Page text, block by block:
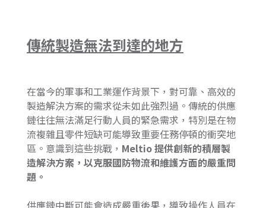
傳統製造無法到達的地方
在當今的軍事和工業運作背景下，對可靠、高效的
製造解決方案的需求從未如此強烈過。傳統的供應
鏈往往無法滿足行動人員的緊急需求，特別是在物
流複雜且零件短缺可能導致重要任務停頓的衝突地
區。意識到這些挑戰， Meltio 提供創新的積層製
造解決方案，以克服國防物流和維護方面的嚴重問
題。
供應鏈中斷可能會造成嚴重後果，導致操作人員在